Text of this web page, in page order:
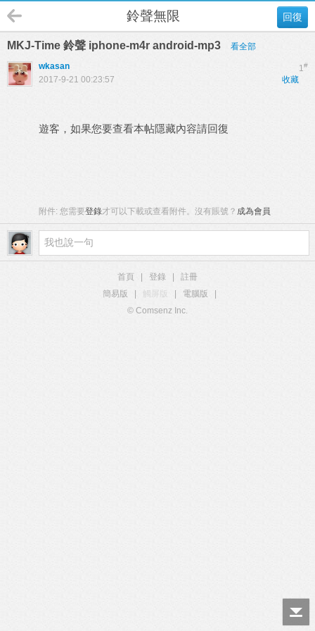
回復
鈴聲無限
MKJ-Time 鈴聲 iphone-m4r android-mp3 看全部
1#
wkasan
收藏
2017-9-21 00:23:57
遊客，如果您要查看本帖隱藏內容請回復
附件: 您需要登錄才可以下載或查看附件。沒有賬號？ 成為會員
首頁 登錄
註冊
簡易版
觸屏版 電腦版
© Comsenz Inc.